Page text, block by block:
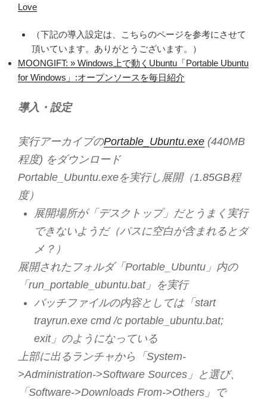
Love
（下記の導入設定は、こちらのページを参考にさせて
頂いています。ありがとうございます。）
MOONGIFT: » Windows上で動くUbuntu「Portable Ubuntu
for Windows」:オープンソースを毎日紹介
導入・設定
実行アーカイブのPortable_Ubuntu.exe (440MB
程度) をダウンロード
Portable_Ubuntu.exeを実行し展開（1.85GB程
度）
展開場所が「デスクトップ」だとうまく実行
できないようだ（パスに空白が含まれるとダ
メ？）
展開されたフォルダ「Portable_Ubuntu」内の
「run_portable_ubuntu.bat」を実行
バッチファイルの内容としては「start
trayrun.exe cmd /c portable_ubuntu.bat;
exit」のようになっている
上部に出るランチャから「System-
>Administration->Software Sources」と選び、
「Software->Downloads From->Others」で